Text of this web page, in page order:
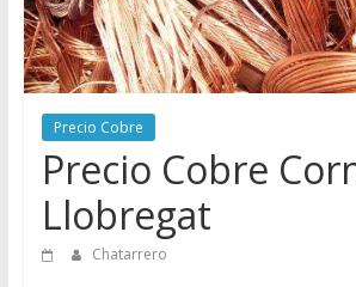
de
Chatarreros
para
vender
Chatarra
Precio Cobre
Precio Cobre
Llobregat
Chatarrero